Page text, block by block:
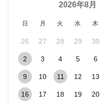
2026年8月
日 月 火 水 木
26 27 28 29 30
2 3 4 5 6
9 10 11 12 13
16 17 18 19 20